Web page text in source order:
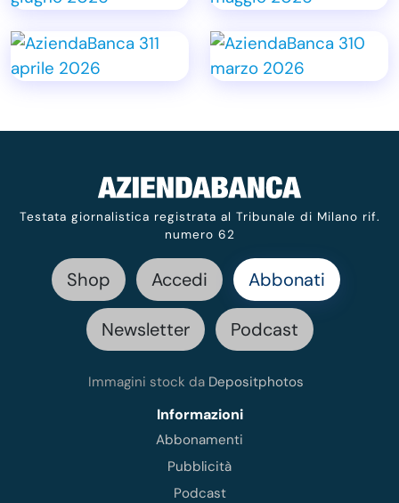
Testata giornalistica registrata al Tribunale di Milano rif.
numero 62
Shop Accedi Abbonati
Newsletter Podcast
Immagini stock da Depositphotos
Informazioni
Abbonamenti
Pubblicità
Podcast